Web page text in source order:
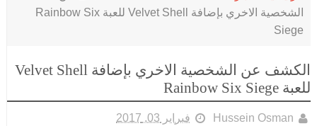
الشخصية الاخري بإضافة Velvet Shell للعبة Rainbow Six
Siege
الكشف عن الشخصية الاخري بإضافة Velvet Shell
للعبة Rainbow Six Siege
Hussein Osman فبراير 03, 2017